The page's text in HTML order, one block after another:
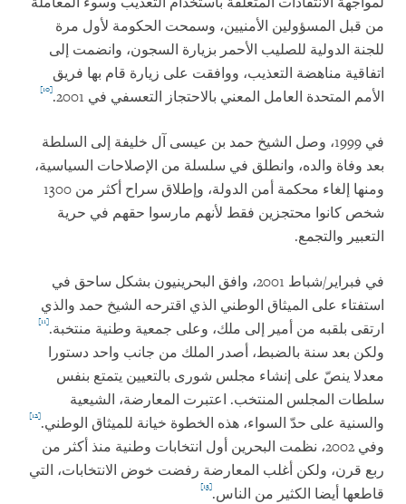
من قبل المسؤولين الأمنيين، وسمحت الحكومة لأول مرة
للجنة الدولية للصليب الأحمر بزيارة السجون، وانضمت إلى
اتفاقية مناهضة التعذيب، ووافقت على زيارة قام بها فريق
الأمم المتحدة العامل المعني بالاحتجاز التعسفي في 2001.
[10]
في 1999، وصل الشيخ حمد بن عيسى آل خليفة إلى السلطة
بعد وفاة والده، وانطلق في سلسلة من الإصلاحات السياسية،
ومنها إلغاء محكمة أمن الدولة، وإطلاق سراح أكثر من 1300
شخص كانوا محتجزين فقط لأنهم مارسوا حقهم في حرية
التعبير والتجمع.
في فبراير/شباط 2001، وافق البحرينيون بشكل ساحق في
استفتاء على الميثاق الوطني الذي اقترحه الشيخ حمد والذي
ارتقى بلقبه من أمير إلى ملك، وعلى جمعية وطنية منتخبة.[11]
ولكن بعد سنة بالضبط، أصدر الملك من جانب واحد دستورا
معدلا ينصّ على إنشاء مجلس شورى بالتعيين يتمتع بنفس
سلطات المجلس المنتخب. اعتبرت المعارضة، الشيعية
والسنية على حدّ السواء، هذه الخطوة خيانة للميثاق الوطني.[12]
وفي 2002، نظمت البحرين أول انتخابات وطنية منذ أكثر من
ربع قرن، ولكن أغلب المعارضة رفضت خوض الانتخابات، التي
قاطعها أيضا الكثير من الناس.[13]